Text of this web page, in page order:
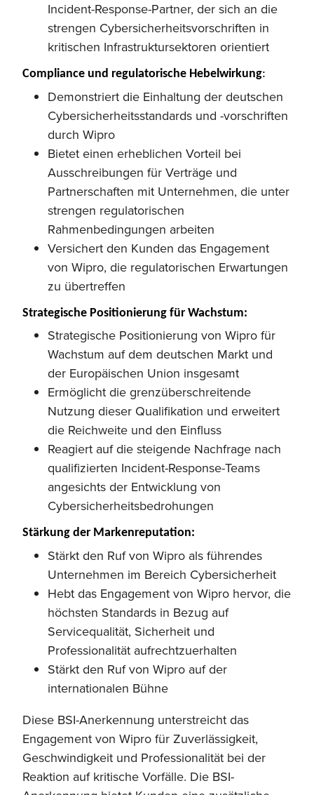
Incident-Response-Partner, der sich an die
strengen Cybersicherheitsvorschriften in
kritischen Infrastruktursektoren orientiert
Compliance und regulatorische Hebelwirkung:
Demonstriert die Einhaltung der deutschen
Cybersicherheitsstandards und -vorschriften
durch Wipro
Bietet einen erheblichen Vorteil bei
Ausschreibungen für Verträge und
Partnerschaften mit Unternehmen, die unter
strengen regulatorischen
Rahmenbedingungen arbeiten
Versichert den Kunden das Engagement
von Wipro, die regulatorischen Erwartungen
zu übertreffen
Strategische Positionierung für Wachstum:
Strategische Positionierung von Wipro für
Wachstum auf dem deutschen Markt und
der Europäischen Union insgesamt
Ermöglicht die grenzüberschreitende
Nutzung dieser Qualifikation und erweitert
die Reichweite und den Einfluss
Reagiert auf die steigende Nachfrage nach
qualifizierten Incident-Response-Teams
angesichts der Entwicklung von
Cybersicherheitsbedrohungen
Stärkung der Markenreputation:
Stärkt den Ruf von Wipro als führendes
Unternehmen im Bereich Cybersicherheit
Hebt das Engagement von Wipro hervor, die
höchsten Standards in Bezug auf
Servicequalität, Sicherheit und
Professionalität aufrechtzuerhalten
Stärkt den Ruf von Wipro auf der
internationalen Bühne
Diese BSI-Anerkennung unterstreicht das
Engagement von Wipro für Zuverlässigkeit,
Geschwindigkeit und Professionalität bei der
Reaktion auf kritische Vorfälle. Die BSI-